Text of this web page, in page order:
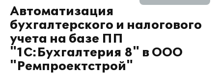
Автоматизация
бухгалтерского и налогового
учета на базе ПП
"1С:Бухгалтерия 8" в ООО
"Ремпроектстрой"